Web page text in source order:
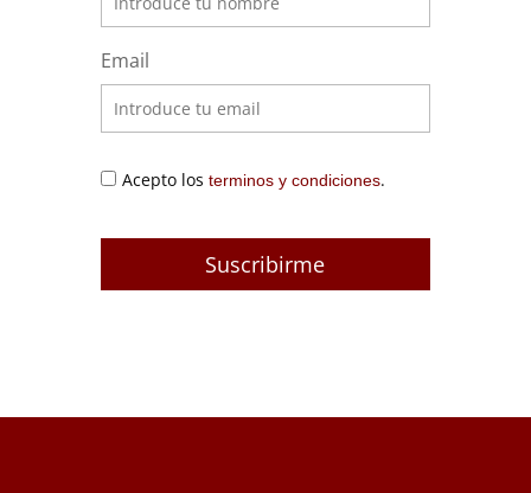
Email
Acepto los terminos y condiciones.